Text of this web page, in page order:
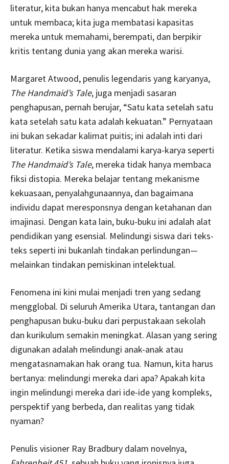
literatur, kita bukan hanya mencabut hak mereka
untuk membaca; kita juga membatasi kapasitas
mereka untuk memahami, berempati, dan berpikir
kritis tentang dunia yang akan mereka warisi.
Margaret Atwood, penulis legendaris yang karyanya,
The Handmaid’s Tale, juga menjadi sasaran
penghapusan, pernah berujar, “Satu kata setelah satu
kata setelah satu kata adalah kekuatan.” Pernyataan
ini bukan sekadar kalimat puitis; ini adalah inti dari
literatur. Ketika siswa mendalami karya-karya seperti
The Handmaid’s Tale, mereka tidak hanya membaca
fiksi distopia. Mereka belajar tentang mekanisme
kekuasaan, penyalahgunaannya, dan bagaimana
individu dapat meresponsnya dengan ketahanan dan
imajinasi. Dengan kata lain, buku-buku ini adalah alat
pendidikan yang esensial. Melindungi siswa dari teks-
teks seperti ini bukanlah tindakan perlindungan—
melainkan tindakan pemiskinan intelektual.
Fenomena ini kini mulai menjadi tren yang sedang
mengglobal. Di seluruh Amerika Utara, tantangan dan
penghapusan buku-buku dari perpustakaan sekolah
dan kurikulum semakin meningkat. Alasan yang sering
digunakan adalah melindungi anak-anak atau
mengatasnamakan hak orang tua. Namun, kita harus
bertanya: melindungi mereka dari apa? Apakah kita
ingin melindungi mereka dari ide-ide yang kompleks,
perspektif yang berbeda, dan realitas yang tidak
nyaman?
Penulis visioner Ray Bradbury dalam novelnya,